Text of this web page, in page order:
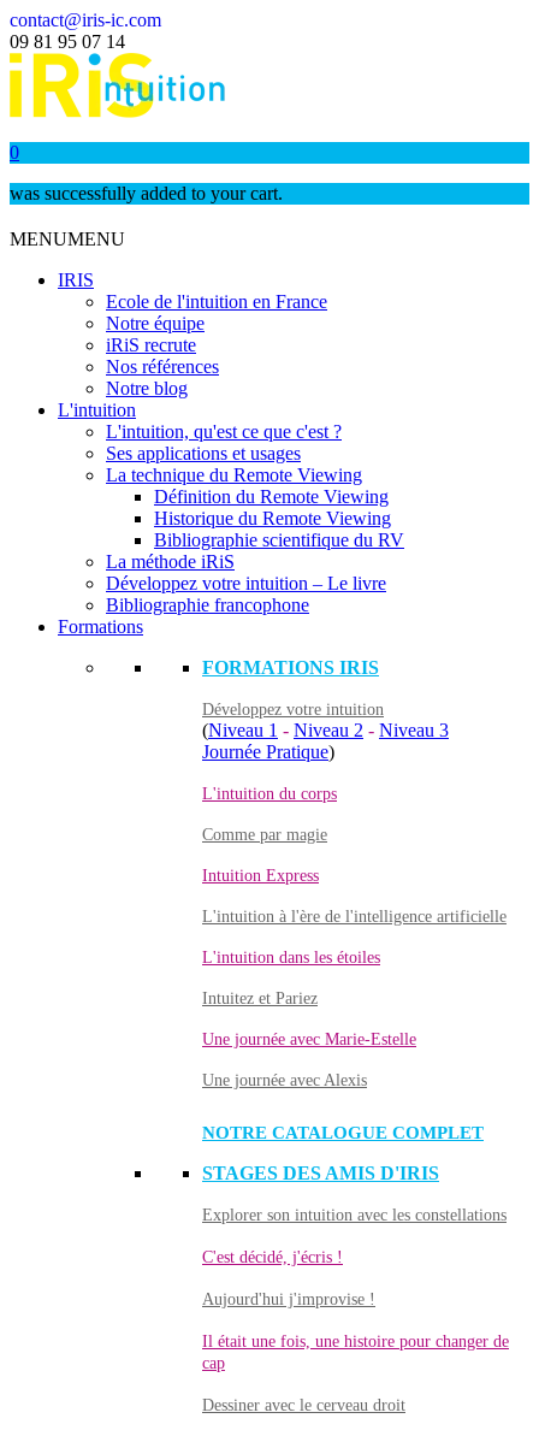
contact@iris-ic.com
09 81 95 07 14
0
was successfully added to your cart.
MENUMENU
IRIS
Ecole de l'intuition en France
Notre équipe
iRiS recrute
Nos références
Notre blog
L'intuition
L'intuition, qu'est ce que c'est ?
Ses applications et usages
La technique du Remote Viewing
Définition du Remote Viewing
Historique du Remote Viewing
Bibliographie scientifique du RV
La méthode iRiS
Développez votre intuition – Le livre
Bibliographie francophone
Formations
FORMATIONS IRIS
Développez votre intuition
(Niveau 1 - Niveau 2 - Niveau 3
Journée Pratique)
L'intuition du corps
Comme par magie
Intuition Express
L'intuition à l'ère de l'intelligence artificielle
L'intuition dans les étoiles
Intuitez et Pariez
Une journée avec Marie-Estelle
Une journée avec Alexis
NOTRE CATALOGUE COMPLET
STAGES DES AMIS D'IRIS
Explorer son intuition avec les constellations
C'est décidé, j'écris !
Aujourd'hui j'improvise !
Il était une fois, une histoire pour changer de
cap
Dessiner avec le cerveau droit